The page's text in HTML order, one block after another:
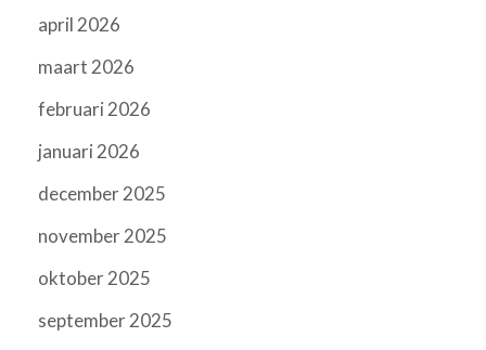
april 2026
maart 2026
februari 2026
januari 2026
december 2025
november 2025
oktober 2025
september 2025